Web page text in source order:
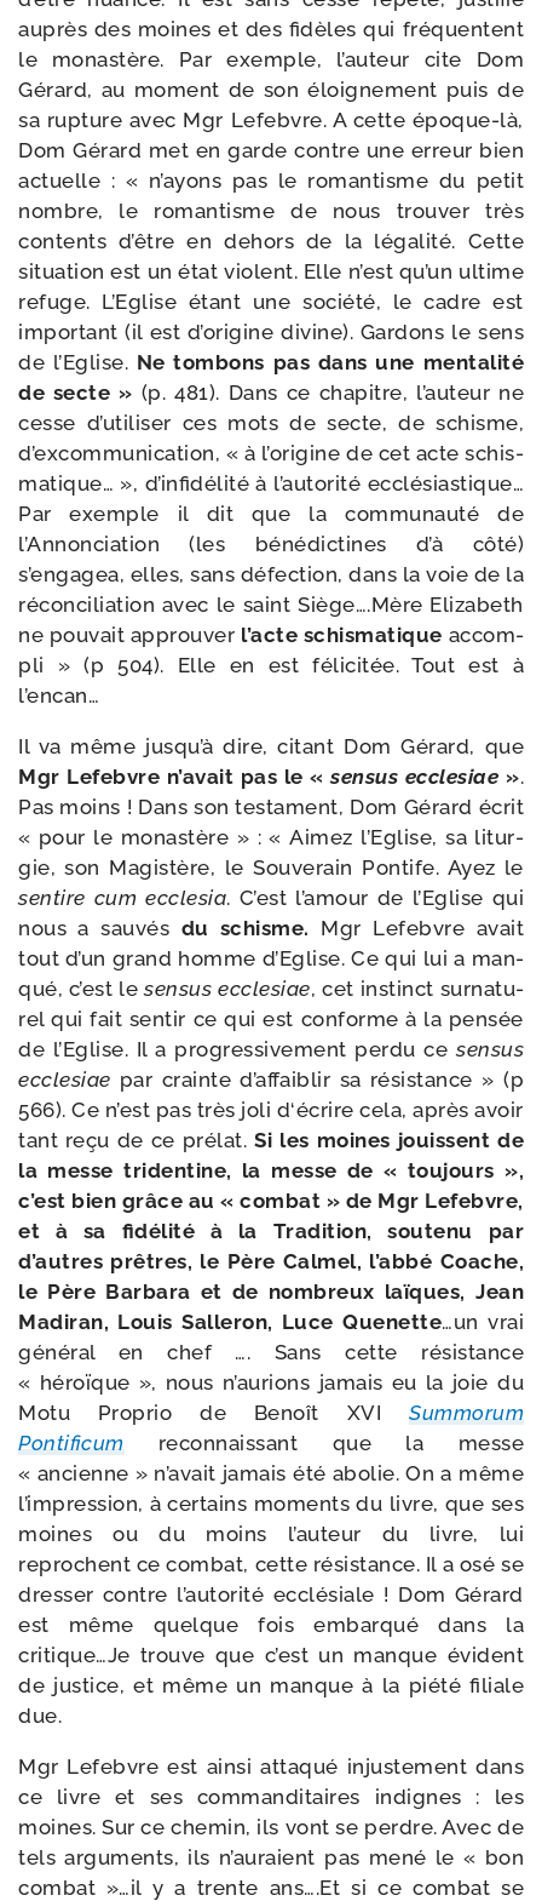
auprès des moines et des fidèles qui fré­quentent
le monas­tère. Par exemple, l’auteur cite Dom
Gérard, au moment de son éloi­gne­ment puis de
sa rup­ture avec Mgr Lefebvre. A cette époque-​là,
Dom Gérard met en garde contre une erreur bien
actuelle : « n’ayons pas le roman­tisme du petit
nombre, le roman­tisme de nous trou­ver très
contents d’être en dehors de la léga­li­té. Cette
situa­tion est un état violent. Elle n’est qu’un ultime
refuge. L’Eglise étant une socié­té, le cadre est
impor­tant (il est d’origine divine). Gardons le sens
de l’Eglise. Ne tom­bons pas dans une men­ta­li­té
de secte » (p. 481). Dans ce cha­pitre, l’auteur ne
cesse d’utiliser ces mots de secte, de schisme,
d’excommunication, « à l’origine de cet acte schis­
ma­tique… », d’infidélité à l’autorité ecclé­sias­tique…
Par exemple il dit que la com­mu­nau­té de
l’Annonciation (les béné­dic­tines d’à côté)
s’engagea, elles, sans défec­tion, dans la voie de la
récon­ci­lia­tion avec le saint Siège….Mère Elizabeth
ne pou­vait approu­ver l’acte schis­ma­tique accom­
pli » (p 504). Elle en est féli­ci­tée. Tout est à
l’encan…
Il va même jusqu’à dire, citant Dom Gérard, que
Mgr Lefebvre n’avait pas le «sen­sus eccle­siae ».
Pas moins ! Dans son tes­ta­ment, Dom Gérard écrit
« pour le monas­tère » : « Aimez l’Eglise, sa litur­
gie, son Magistère, le Souverain Pontife. Ayez le
sen­tire cum eccle­sia. C’est l’amour de l’Eglise qui
nous a sau­vés du schisme. Mgr Lefebvre avait
tout d’un grand homme d’Eglise. Ce qui lui a man­
qué, c’est lesen­sus eccle­siae, cet ins­tinct sur­na­tu­
rel qui fait sen­tir ce qui est conforme à la pen­sée
de l’Eglise. Il a pro­gres­si­ve­ment per­du cesen­sus
eccle­siae par crainte d’affaiblir sa résis­tance » (p
566). Ce n’est pas très joli d‘écrire cela, après avoir
tant reçu de ce pré­lat.Si les moines jouissent de
la messe tri­den­tine, la messe de « tou­jours »,
c’est bien grâce au « com­bat » de Mgr Lefebvre,
et à sa fidé­li­té à la Tradition, sou­te­nu par
d’autres prêtres, le Père Calmel, l’abbé Coache,
le Père Barbara et de nom­breux laïques, Jean
Madiran, Louis Salleron, Luce Quenette…un vrai
géné­ral en chef …. Sans cette résis­tance
« héroïque », nous n’aurions jamais eu la joie du
Motu Proprio de Benoît XVI Summorum
Pontificum recon­nais­sant que la messe
« ancienne » n’avait jamais été abo­lie. On a même
l’impression, à cer­tains moments du livre, que ses
moines ou du moins l’auteur du livre, lui
reprochent ce com­bat, cette résis­tance. Il a osé se
dres­ser contre l’autorité ecclé­siale ! Dom Gérard
est même quelque fois embar­qué dans la
critique…Je trouve que c’est un manque évident
de jus­tice, et même un manque à la pié­té filiale
due.
Mgr Lefebvre est ain­si atta­qué injus­te­ment dans
ce livre et ses com­man­di­taires indignes : les
moines. Sur ce che­min, ils vont se perdre. Avec de
tels argu­ments, ils n’auraient pas mené le « bon
com­bat »…il y a trente ans….Et si ce com­bat se